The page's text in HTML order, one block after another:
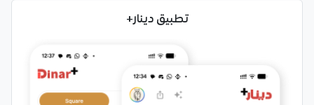
تطبيق دينار+